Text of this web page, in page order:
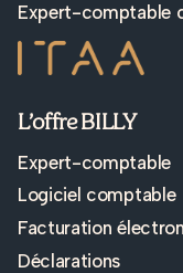
Expert-comptable
L’offre BILLY
Expert-comptable
Logiciel comptable
Facturation
Déclarations